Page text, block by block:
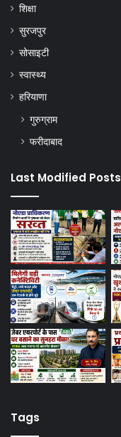
शिक्षा
सुरजपुर
सोसाइटी
स्वास्थ्य
हरियाणा
गुरुग्राम
फरीदाबाद
Last Modified Posts
Tags